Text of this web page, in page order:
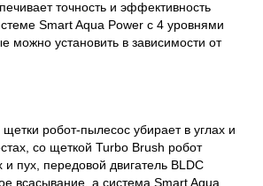
точность и эффективность
Smart Aqua Power с 4 уровнями
можно установить в зависимости от
робот-пылесос убирает в углах и
со щеткой Turbo Brush робот
пух, передовой двигатель BLDC
всасывание, а система Smart Aqua